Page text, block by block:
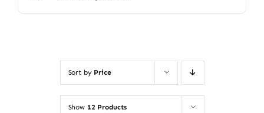
Sort by Price
Show 12 Products